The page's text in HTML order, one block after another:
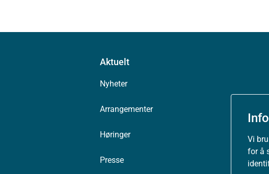
Vi
for å
Aktuelt
Nyheter
Arrangementer
Høringer
Presse